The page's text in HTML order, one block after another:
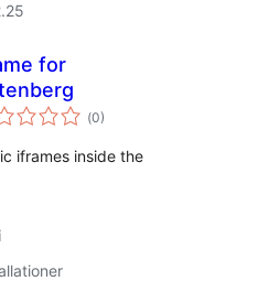
for
(Totalt
antal
0)
iframes inside the